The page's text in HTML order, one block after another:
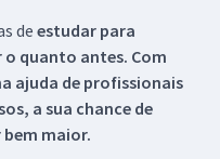
de estudar para
o quanto antes. Com
ajuda de profissionais
a sua chance de
bem maior.